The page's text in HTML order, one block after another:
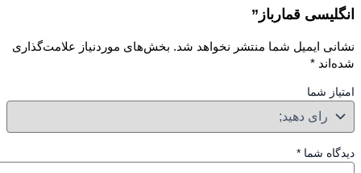
قمارباز”
ایمیل شما منتشر نخواهد شد. بخش‌های موردنیاز علامت‌گذاری
*
شما
شما *